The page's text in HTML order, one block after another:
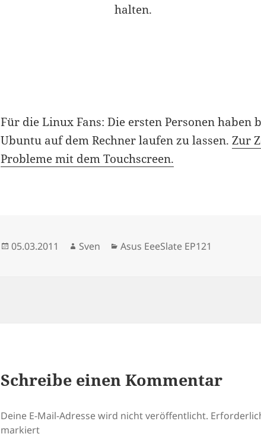
halten.
Für die Linux Fans: Die ersten Personen haben
Ubuntu auf dem Rechner laufen zu lassen.Zur
Probleme mit dem Touchscreen.
Veröffentlicht
05.03.2011 Autor
Sven Kategorien
Asus EeeSlate EP121
Schreibe einen Kommentar
Deine E-Mail-Adresse wird nicht veröffentlicht.
markiert